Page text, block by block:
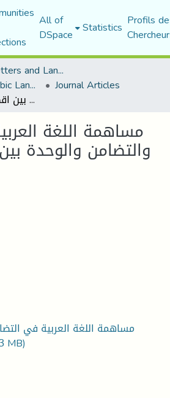
All of
DSpace Statistics Profils
Faculty of Letters and Languages
Department of Arabic Language and Literature Journal Articles
مساهمة اللغة العربية في التواصل والتضامن والوحدة بين اقطار المغرب والعربي
مساهمة اللغة
والتضامن والوحدة
مساهمة اللغة العربية في
MB)